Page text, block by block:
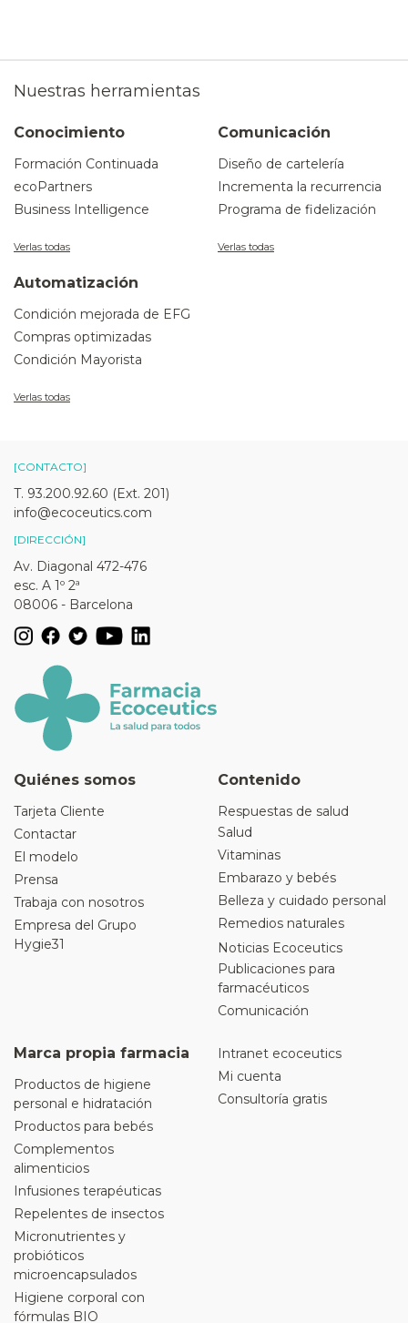
Nuestras herramientas
Conocimiento
Formación Continuada
ecoPartners
Business Intelligence
Verlas todas
Comunicación
Diseño de cartelería
Incrementa la recurrencia
Programa de fidelización
Verlas todas
Automatización
Condición mejorada de EFG
Compras optimizadas
Condición Mayorista
Verlas todas
[CONTACTO]
T. 93.200.92.60 (Ext. 201)
info@ecoceutics.com
[DIRECCIÓN]
Av. Diagonal 472-476
esc. A 1º 2ª
08006 - Barcelona
Quiénes somos
Tarjeta Cliente
Contactar
El modelo
Prensa
Trabaja con nosotros
Empresa del Grupo
Hygie31
Contenido
Respuestas de salud
Salud
Vitaminas
Embarazo y bebés
Belleza y cuidado personal
Remedios naturales
Noticias Ecoceutics
Publicaciones para
farmacéuticos
Comunicación
Marca propia farmacia
Productos de higiene
personal e hidratación
Productos para bebés
Complementos
alimenticios
Infusiones terapéuticas
Repelentes de insectos
Micronutrientes y
probióticos
microencapsulados
Higiene corporal con
fórmulas BIO
Intranet ecoceutics
Mi cuenta
Consultoría gratis